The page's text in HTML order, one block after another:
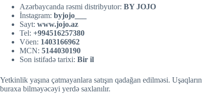
Azərbaycanda rəsmi distribyutor: BY JOJO
İnstagram: byjojo___
Sayt: www.jojo.az
Tel: +994516257380
Vöen: 1403166962
MCN: 5144030190
Son istifadə tarixi: Bir il
Yetkinlik yaşına çatmayanlara satışın qadağan edilməsi. Uşaqların
buraxa bilməyəcəyi yerdə saxlanılır.